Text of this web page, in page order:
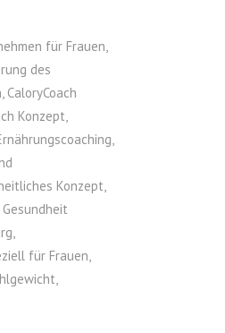
für Frauen,
des
, CaloryCoach
Konzept,
,
Konzept,
Gesundheit
,
für Frauen,
,